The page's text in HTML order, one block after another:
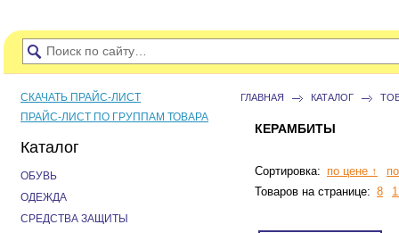
ГЛАВНАЯ КАТАЛОГ
КЕРАМБИТЫ
Сортировка: по цене ↑
Товаров на странице: 8
СКАЧАТЬ ПРАЙС-ЛИСТ
ПРАЙС-ЛИСТ ПО ГРУППАМ ТОВАРА
Каталог
ОБУВЬ
ОДЕЖДА
СРЕДСТВА ЗАЩИТЫ